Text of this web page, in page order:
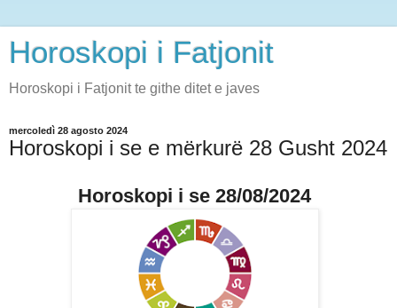
Horoskopi i Fatjonit
Horoskopi i Fatjonit te githe ditet e javes
mercoledì 28 agosto 2024
Horoskopi i se e mërkurë 28 Gusht 2024
Horoskopi i se 28/08/2024